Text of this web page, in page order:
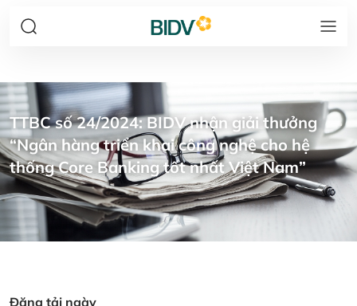
TTBC số 24/2024: BIDV nhận giải thưởng
“Ngân hàng triển khai công nghệ cho hệ
thống Core Banking tốt nhất Việt Nam”
Đăng tải ngày